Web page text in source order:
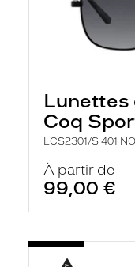
Lunettes
Coq
LCS2301/S 401
À partir de
99,00 €